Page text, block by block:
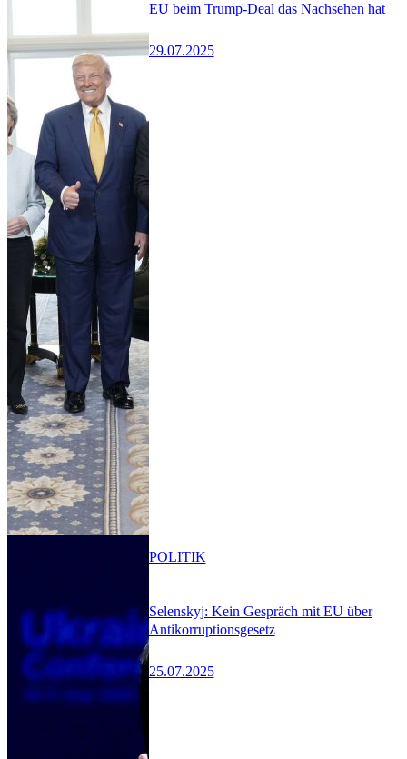
EU beim Trump-Deal das Nachsehen hat
29.07.2025
Selenskyj: Kein Gespräch mit EU über
Antikorruptionsgesetz
25.07.2025
POLITIK